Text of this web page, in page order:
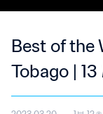
Best of the
Tobago |